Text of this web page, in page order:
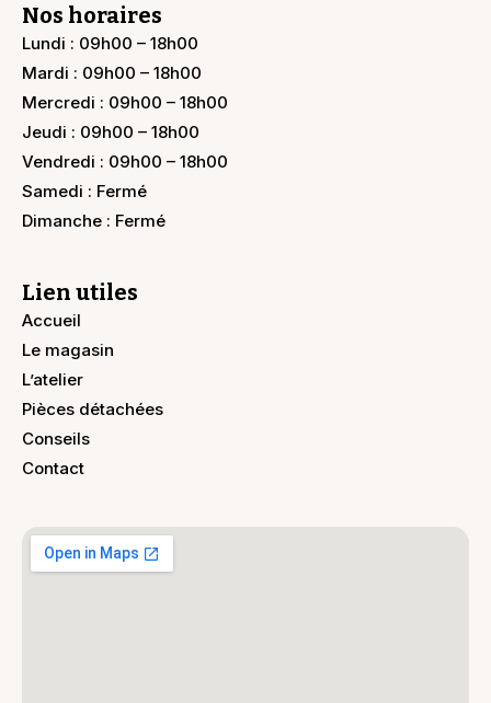
Nos horaires
Lundi : 09h00 – 18h00
Mardi : 09h00 – 18h00
Mercredi : 09h00 – 18h00
Jeudi : 09h00 – 18h00
Vendredi : 09h00 – 18h00
Samedi : Fermé
Dimanche : Fermé
Lien utiles
Accueil
Le magasin
L’atelier
Pièces détachées
Conseils
Contact